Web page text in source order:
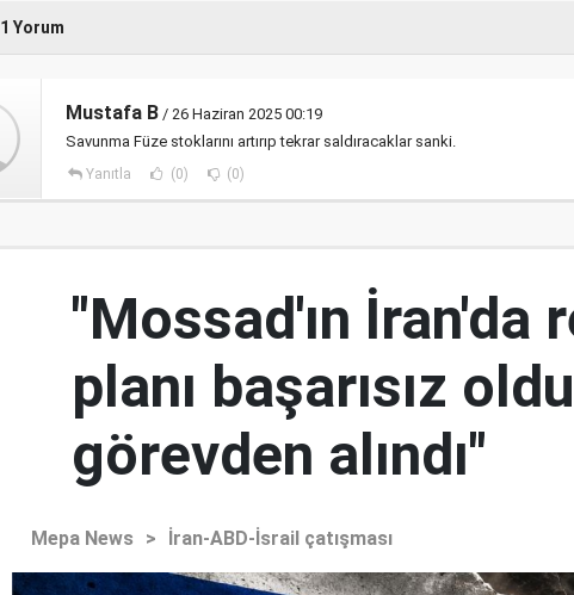
1 Yorum
Mustafa B / 26 Haziran 2025 00:19
Savunma Füze stoklarını artırıp tekrar saldıracaklar sanki.
Yanıtla (0) (0)
"Mossad'ın
planı başarısız
görevden alındı"
Mepa News > İran-ABD-İsrail çatışması